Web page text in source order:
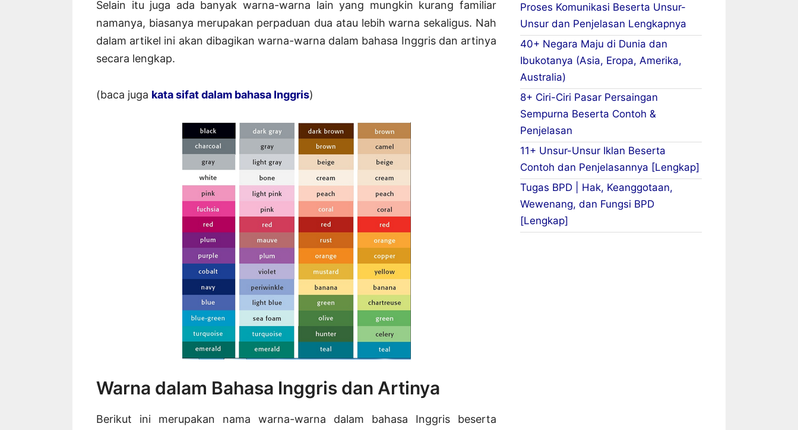
Selain itu juga ada banyak warna-warna lain yang mungkin kurang familiar
namanya, biasanya merupakan perpaduan dua atau lebih warna sekaligus. Nah
dalam artikel ini akan dibagikan warna-warna dalam bahasa Inggris dan artinya
secara lengkap.
(baca juga kata sifat dalam bahasa Inggris)
Warna dalam Bahasa Inggris dan Artinya
Berikut ini merupakan nama warna-warna dalam bahasa Inggris beserta
Proses Komunikasi Beserta Unsur-
Unsur dan Penjelasan Lengkapnya
40+ Negara Maju di Dunia dan
Ibukotanya (Asia, Eropa, Amerika,
Australia)
8+ Ciri-Ciri Pasar Persaingan
Sempurna Beserta Contoh &
Penjelasan
11+ Unsur-Unsur Iklan Beserta
Contoh dan Penjelasannya [Lengkap]
Tugas BPD | Hak, Keanggotaan,
Wewenang, dan Fungsi BPD
[Lengkap]